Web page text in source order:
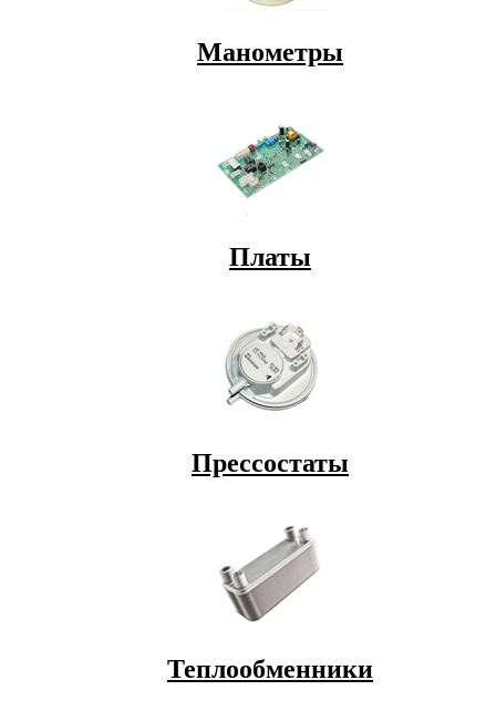
Манометры
Платы
Прессостаты
Теплообменники